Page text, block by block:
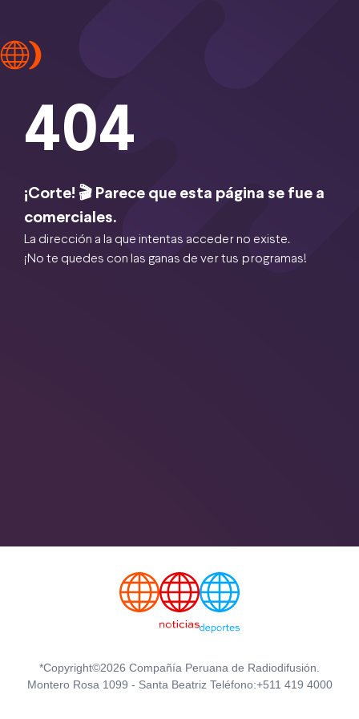
404
¡Corte! 🎬 Parece que esta página se fue a
comerciales.
La dirección a la que intentas acceder no existe.
¡No te quedes con las ganas de ver tus programas!
*Copyright©2026 Compañía Peruana de Radiodifusión.
Montero Rosa 1099 - Santa Beatriz Teléfono:+511 419 4000